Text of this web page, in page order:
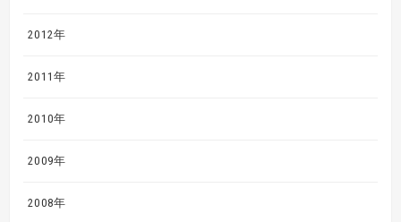
2012年
2011年
2010年
2009年
2008年